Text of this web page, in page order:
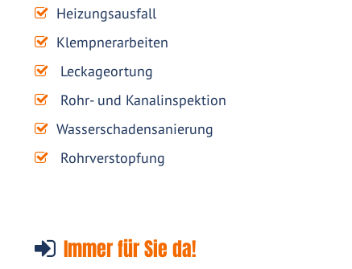
Heizungsausfall
Klempnerarbeiten
Leckageortung
Rohr- und Kanalinspektion
Wasserschadensanierung
Rohrverstopfung
Immer für Sie da!